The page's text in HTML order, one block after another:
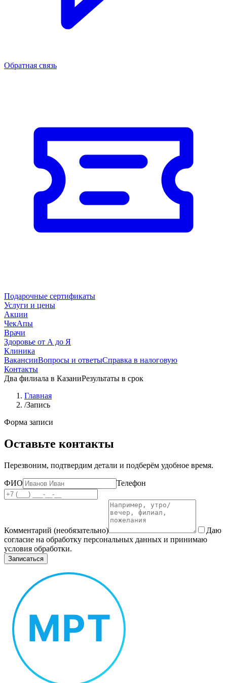
Обратная связь
Подарочные сертификаты
Услуги и цены
Акции
ЧекАпы
Врачи
Здоровье от А до Я
Клиника
ВакансииВопросы и ответыСправка в налоговую
Контакты
Два филиала в КазаниРезультаты в срок
Главная
/Запись
Форма записи
Оставьте контакты
Перезвоним, подтвердим детали и подберём удобное время.
ФИО Телефон
Комментарий (необязательно)
Даю
согласие на обработку персональных данных и принимаю
условия обработки.
Записаться